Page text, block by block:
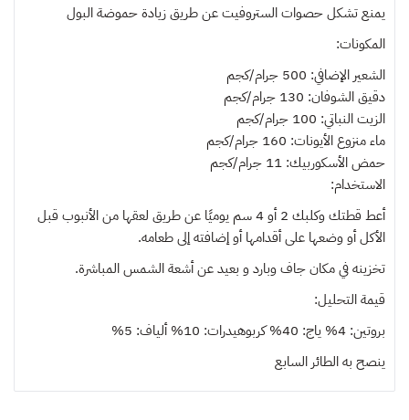
يمنع تشكل حصوات الستروفيت عن طريق زيادة حموضة البول
المكونات:
الشعير الإضافي: 500 جرام/كجم
دقيق الشوفان: 130 جرام/كجم
الزيت النباتي: 100 جرام/كجم
ماء منزوع الأيونات: 160 جرام/كجم
حمض الأسكوربيك: 11 جرام/كجم
الاستخدام:
أعط قطتك وكلبك 2 أو 4 سم يوميًا عن طريق لعقها من الأنبوب قبل
الأكل أو وضعها على أقدامها أو إضافته إلى طعامه.
تخزينه في مكان جاف وبارد و بعيد عن أشعة الشمس المباشرة.
قيمة التحليل:
بروتين: 4% ياج: 40% كربوهيدرات: 10% ألياف: 5%
ينصح بهالطائر السابع